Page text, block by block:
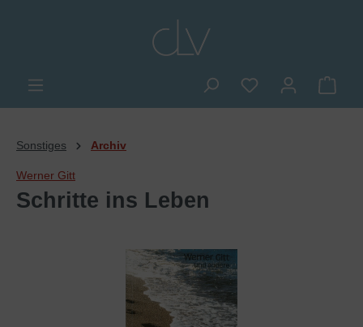
Du hast 0
Sonstiges Archiv
Werner Gitt
Schritte ins Leben
Bildergalerie überspringen